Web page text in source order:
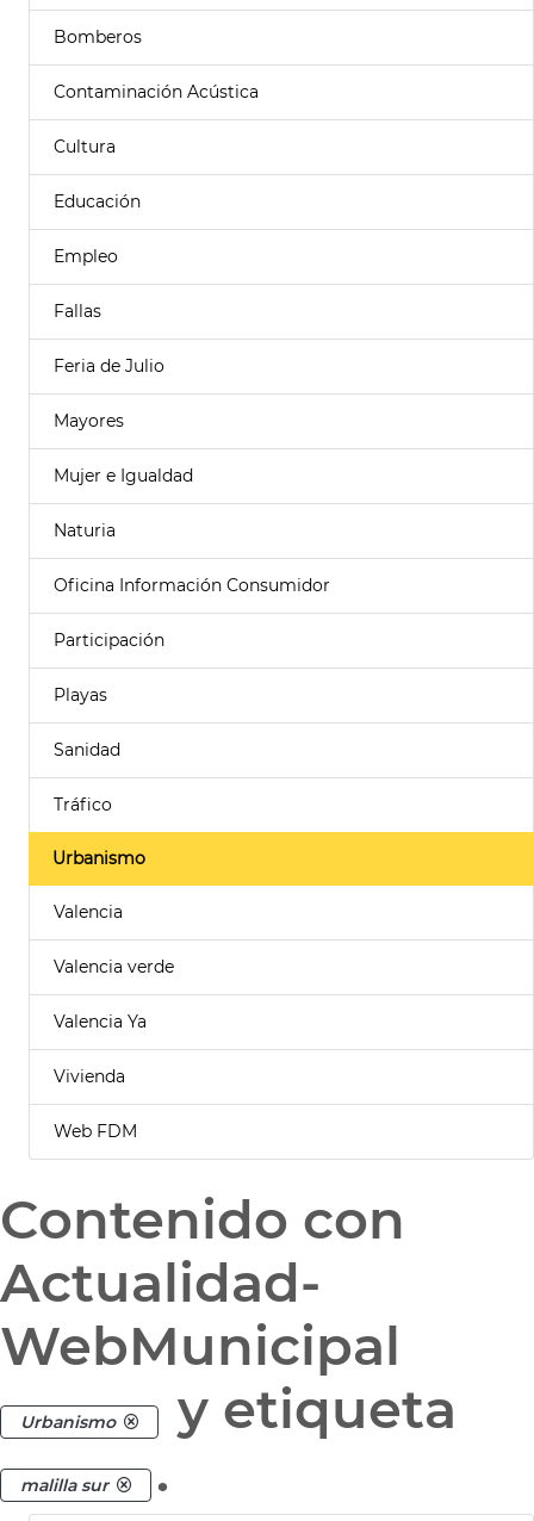
Bomberos
Contaminación Acústica
Cultura
Educación
Empleo
Fallas
Feria de Julio
Mayores
Mujer e Igualdad
Naturia
Oficina Información Consumidor
Participación
Playas
Sanidad
Tráfico
Urbanismo
Valencia
Valencia verde
Valencia Ya
Vivienda
Web FDM
Contenido con
Actualidad-
WebMunicipal
Urbanismo y etiqueta
malilla sur .